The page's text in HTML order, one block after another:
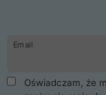
Email
Oświadczam, że